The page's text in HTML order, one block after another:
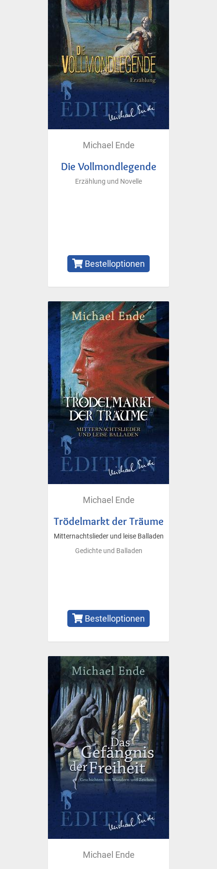
Michael Ende
Die Vollmondlegende
Erzählung und Novelle
Bestelloptionen
Michael Ende
Trödelmarkt der Träume
Mitternachtslieder und leise Balladen
Gedichte und Balladen
Bestelloptionen
Michael Ende